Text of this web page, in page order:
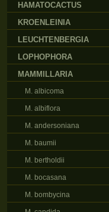
HAMATOCACTUS
KROENLEINIA
LEUCHTENBERGIA
LOPHOPHORA
MAMMILLARIA
M. albicoma
M. albiflora
M. andersoniana
M. baumii
M. bertholdii
M. bocasana
M. bombycina